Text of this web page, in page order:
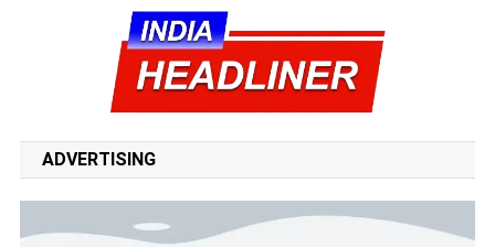
indiaheadliner | india
headliner hindi news
headlines, politics, entertainment, sports, tech, and world updates
– all in one place, 24/7.
ADVERTISING